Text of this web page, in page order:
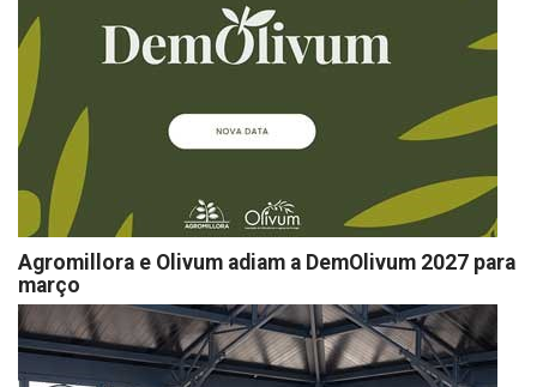
Agromillora e Olivum adiam a DemOlivum 2027 para
março